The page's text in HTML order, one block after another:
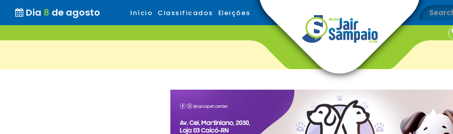
Dia 8 de agosto Início Classificados Eleições